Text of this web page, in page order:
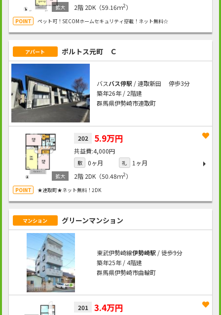
2階 2DK（59.16ｍ2）
ペット可！SECOMホームセキュリティ搭載！ネット無料☆
アパート ポルトス元町 Ｃ
バスバス停駅/ 連取新田 停歩3分
築年26年 / 2階建
群馬県伊勢崎市連取町
202 5.9万円
4,000円
敷 0ヶ月 礼
1ヶ月
2階 2DK（50.48ｍ2）
★連取町★ネット無料！2DK
マンション グリーンマンション
東武伊勢崎線伊勢崎駅/ 徒歩9分
築年25年 / 4階建
群馬県伊勢崎市曲輪町
201 3.4万円